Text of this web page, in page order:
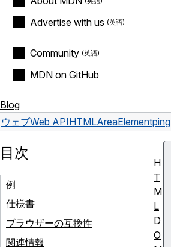
Advertise with us
Community
MDN on GitHub
Blog
ウェブWeb APIHTMLAreaElementping
目次
例
仕様書
ブラウザーの互換性
関連情報
H
T
M
L
D
O